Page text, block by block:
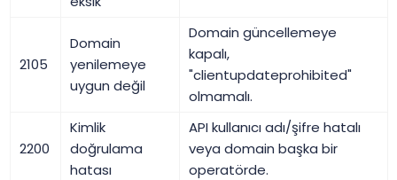
2105
Domain
yenilemeye
uygun değil
Domain güncellemeye
kapalı,
"clientupdateprohibited"
olmamalı.
2200
Kimlik
doğrulama
hatası
API kullanıcı adı/şifre hatalı
veya domain başka bir
operatörde.